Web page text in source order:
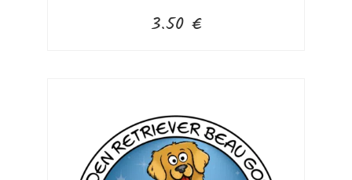
3.50 €